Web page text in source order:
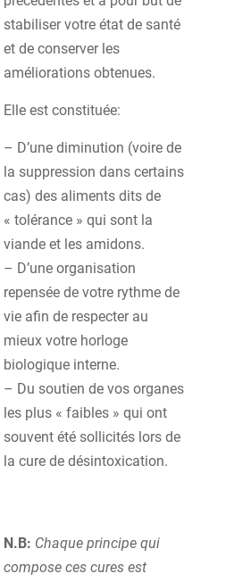
stabiliser votre état de santé
et de conserver les
améliorations obtenues.
Elle est constituée:
– D’une diminution (voire de
la suppression dans certains
cas) des aliments dits de
« tolérance » qui sont la
viande et les amidons.
– D’une organisation
repensée de votre rythme de
vie afin de respecter au
mieux votre horloge
biologique interne.
– Du soutien de vos organes
les plus « faibles » qui ont
souvent été sollicités lors de
la cure de désintoxication.
N.B: Chaque principe qui
compose ces cures est